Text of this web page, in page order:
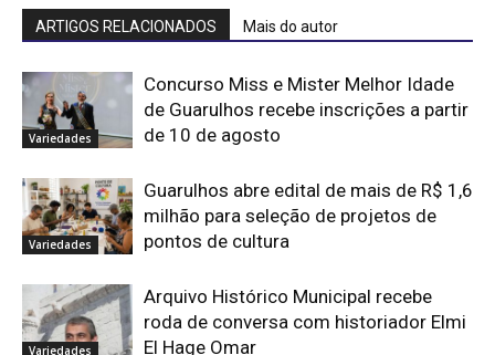
ARTIGOS RELACIONADOS Mais do autor
Variedades
Concurso Miss e Mister Melhor Idade
de Guarulhos recebe inscrições a partir
de 10 de agosto
Variedades
Guarulhos abre edital de mais de R$ 1,6
milhão para seleção de projetos de
pontos de cultura
Variedades
Arquivo Histórico Municipal recebe
roda de conversa com historiador Elmi
El Hage Omar